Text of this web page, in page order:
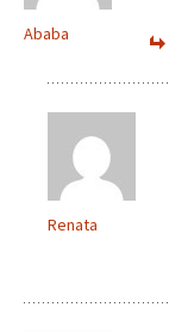
Ababa
Renata